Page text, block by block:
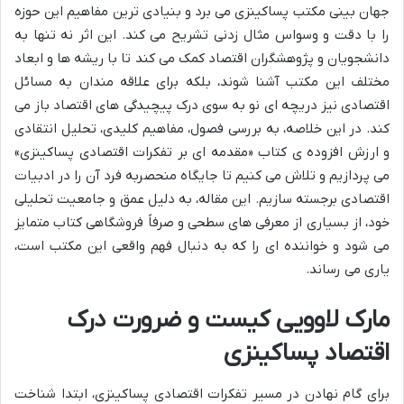
جهان بینی مکتب پساکینزی می برد و بنیادی ترین مفاهیم این حوزه
را با دقت و وسواس مثال زدنی تشریح می کند. این اثر نه تنها به
دانشجویان و پژوهشگران اقتصاد کمک می کند تا با ریشه ها و ابعاد
مختلف این مکتب آشنا شوند، بلکه برای علاقه مندان به مسائل
اقتصادی نیز دریچه ای نو به سوی درک پیچیدگی های اقتصاد باز می
کند. در این خلاصه، به بررسی فصول، مفاهیم کلیدی، تحلیل انتقادی
و ارزش افزوده ی کتاب «مقدمه ای بر تفکرات اقتصادی پساکینزی»
می پردازیم و تلاش می کنیم تا جایگاه منحصربه فرد آن را در ادبیات
اقتصادی برجسته سازیم. این مقاله، به دلیل عمق و جامعیت تحلیلی
خود، از بسیاری از معرفی های سطحی و صرفاً فروشگاهی کتاب متمایز
می شود و خواننده ای را که به دنبال فهم واقعی این مکتب است،
یاری می رساند.
مارک لاوویی کیست و ضرورت درک
اقتصاد پساکینزی
برای گام نهادن در مسیر تفکرات اقتصادی پساکینزی، ابتدا شناخت